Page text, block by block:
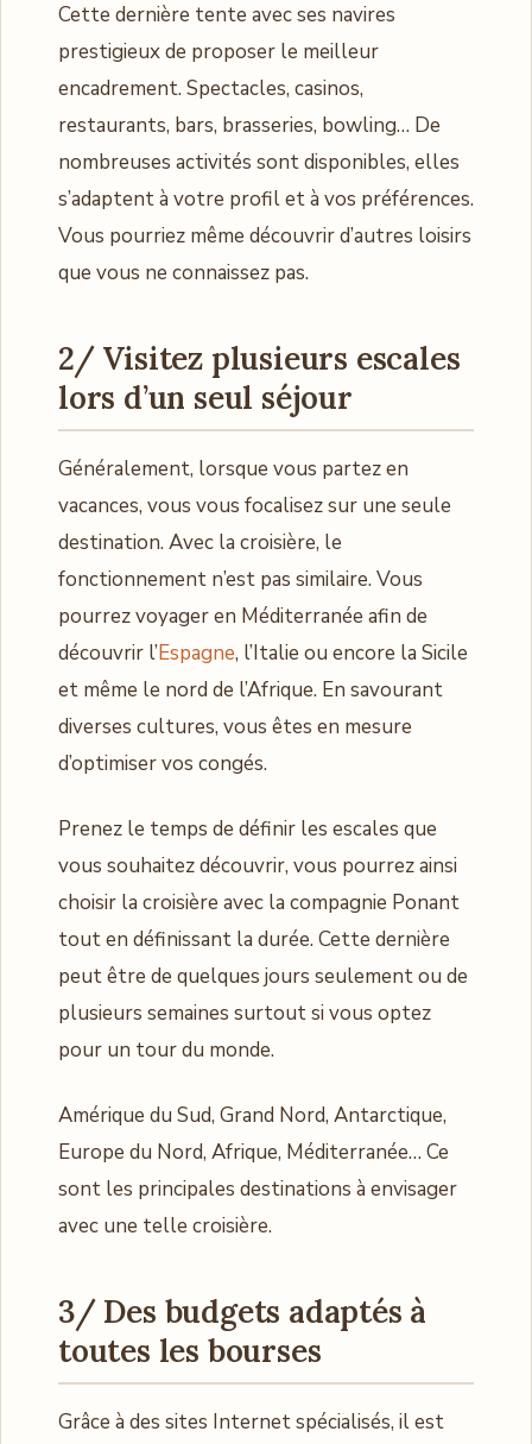
Cette dernière tente avec ses navires
prestigieux de proposer le meilleur
encadrement. Spectacles, casinos,
restaurants, bars, brasseries, bowling… De
nombreuses activités sont disponibles, elles
s’adaptent à votre profil et à vos préférences.
Vous pourriez même découvrir d’autres loisirs
que vous ne connaissez pas.
2/ Visitez plusieurs escales
lors d’un seul séjour
Généralement, lorsque vous partez en
vacances, vous vous focalisez sur une seule
destination. Avec la croisière, le
fonctionnement n’est pas similaire. Vous
pourrez voyager en Méditerranée afin de
découvrir l’Espagne, l’Italie ou encore la Sicile
et même le nord de l’Afrique. En savourant
diverses cultures, vous êtes en mesure
d’optimiser vos congés.
Prenez le temps de définir les escales que
vous souhaitez découvrir, vous pourrez ainsi
choisir la croisière avec la compagnie Ponant
tout en définissant la durée. Cette dernière
peut être de quelques jours seulement ou de
plusieurs semaines surtout si vous optez
pour un tour du monde.
Amérique du Sud, Grand Nord, Antarctique,
Europe du Nord, Afrique, Méditerranée… Ce
sont les principales destinations à envisager
avec une telle croisière.
3/ Des budgets adaptés à
toutes les bourses
Grâce à des sites Internet spécialisés, il est